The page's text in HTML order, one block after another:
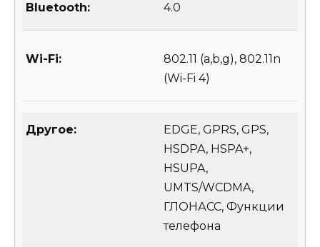
Bluetooth: 4.0
Wi-Fi:
802.11 (a,b,g), 802.11n
(Wi-Fi 4)
Другое:
EDGE, GPRS, GPS,
HSDPA, HSPA+,
HSUPA,
UMTS/WCDMA,
ГЛОНАСС, Функции
телефона